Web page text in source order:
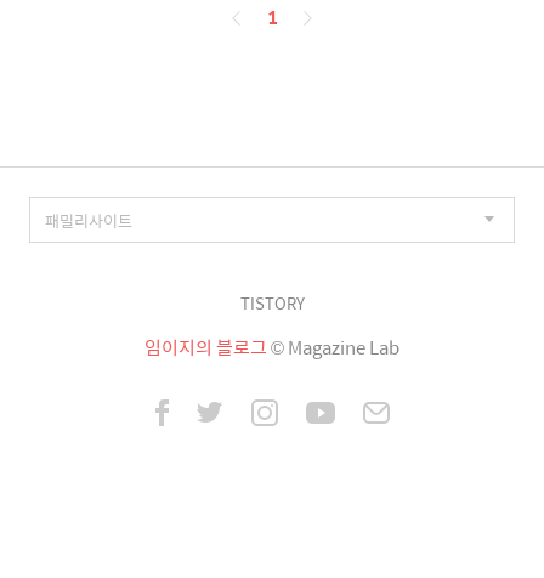
페
1
TISTORY
임이지의 블로그© Magazine Lab